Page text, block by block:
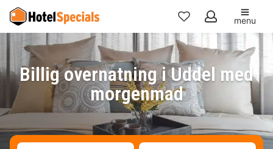
Mine
favoritter
menu
Billig overnatning i Uddel med
morgenmad